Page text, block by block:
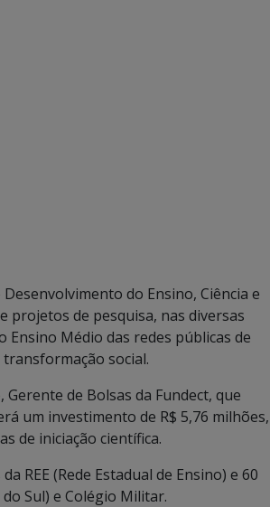
do Ensino, Ciência e
projetos de pesquisa, nas diversas
Médio das redes públicas de
social.
de Bolsas da Fundect, que
um investimento de R$ 5,76 milhões,
de iniciação científica.
REE (Rede Estadual de Ensino) e 60
Sul) e Colégio Militar.